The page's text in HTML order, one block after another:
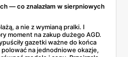
— co znalazłam w sierpniowych
a nie z wymianą pralki. I
moment na zakup dużego AGD.
gazetki ważne do końca
polować na jednodniowe okazje,